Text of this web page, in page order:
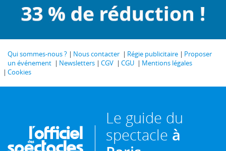
Qui sommes-nous ? Nous contacter Régie publicitaire
Proposer
un événement
Newsletters CGV CGU
Mentions légales
Cookies
Le guide du
spectacle à